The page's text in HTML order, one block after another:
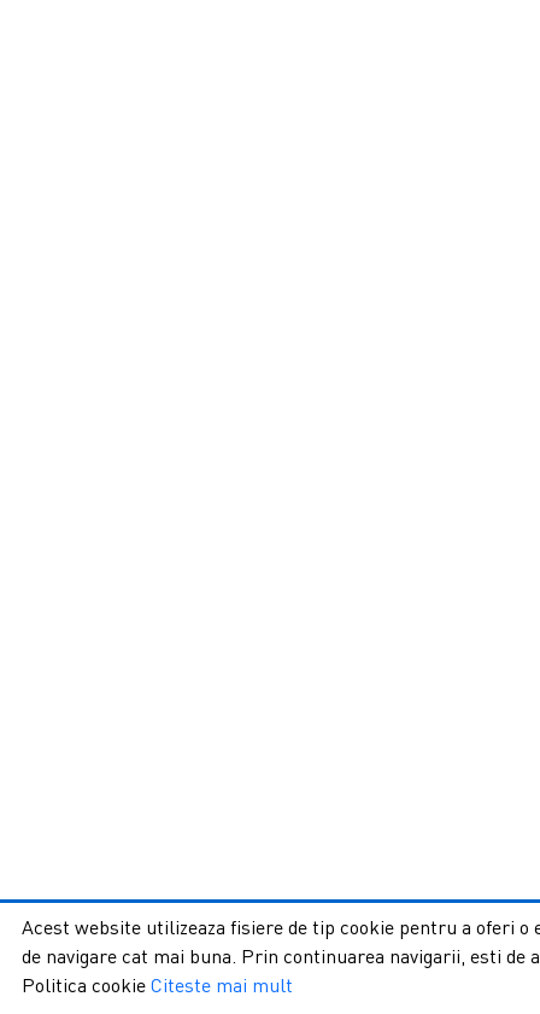
Acest website utilizeaza fisiere de tip cookie pentru a oferi o
de navigare cat mai buna. Prin continuarea navigarii, esti de
Politica cookie Citeste mai mult